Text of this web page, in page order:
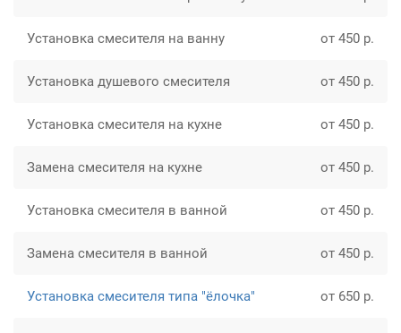
Установка смесителя на ванну от 450 р.
Установка душевого смесителя от 450 р.
Установка смесителя на кухне от 450 р.
Замена смесителя на кухне от 450 р.
Установка смесителя в ванной от 450 р.
Замена смесителя в ванной от 450 р.
Установка смесителя типа "ёлочка" от 650 р.